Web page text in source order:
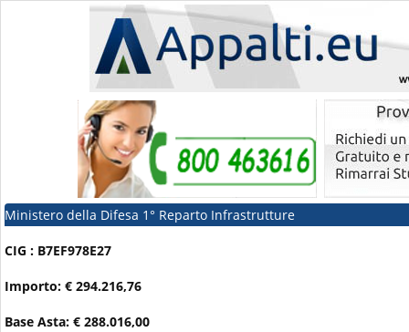
Ministero della Difesa 1° Reparto Infrastrutture
CIG : B7EF978E27
Importo: € 294.216,76
Base Asta: € 288.016,00